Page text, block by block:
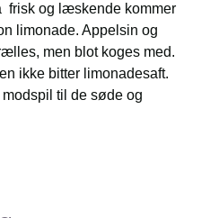
frisk og læskende kommer
limonade. Appelsin og
men blot koges med.
ikke bitter limonadesaft.
til de søde og